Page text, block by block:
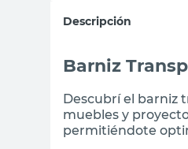
Descripción
Barniz
Descubrí el barniz
muebles y
permitiéndote